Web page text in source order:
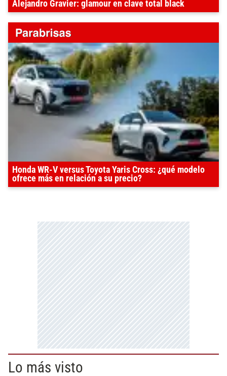
Alejandro Gravier: glamour en clave total black
Honda WR-V versus Toyota Yaris Cross: ¿qué modelo
ofrece más en relación a su precio?
Lo más visto